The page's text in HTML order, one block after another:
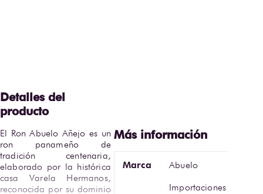
El Ron Abuelo Añejo es un
ron panameño de
tradición centenaria,
elaborado por la histórica
casa Varela Hermanos,
reconocida por su dominio
Marca Abuelo
Importaciones y